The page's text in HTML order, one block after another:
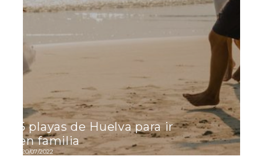
5 playas de Huelva para ir
en familia
20/07/2022